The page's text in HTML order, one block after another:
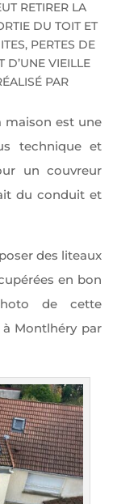
RETIRER LA
DU TOIT ET
PERTES DE
D’UNE VIEILLE
PAR
maison est une
technique et
un couvreur
du conduit et
des liteaux
en bon
de cette
Montlhéry par